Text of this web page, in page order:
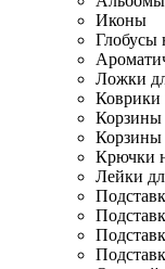
Иконы
Глобусы
Ложки
Корзины
Корзины
Крючки
Лейки